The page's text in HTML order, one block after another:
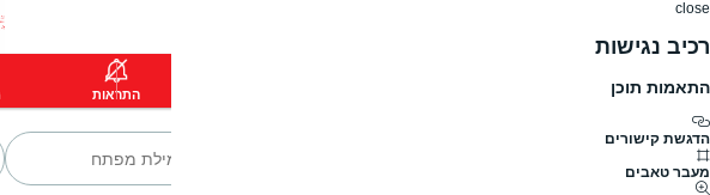
close
רכיב נגישות
התאמות תוכן
הדגשת קישורים
מעבר טאבים
פרימיוםהתראות